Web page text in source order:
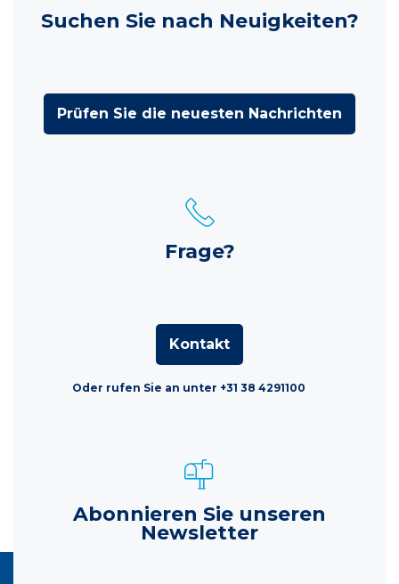
Suchen Sie nach Neuigkeiten?
Prüfen Sie die neuesten Nachrichten
Frage?
Kontakt
Oder rufen Sie an unter +31 38 4291100
Abonnieren Sie unseren
Newsletter